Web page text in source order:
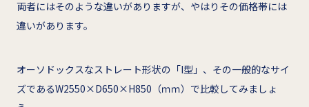
両者にはそのような違いがありますが、やはりその価格帯には
違いがあります。
オーソドックスなストレート形状の「I型」、その一般的なサイ
ズであるW2550×D650×H850（ｍｍ）で比較してみましょ